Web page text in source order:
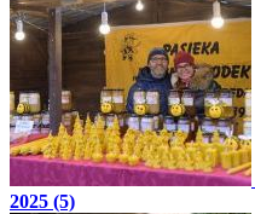
2025 (5)